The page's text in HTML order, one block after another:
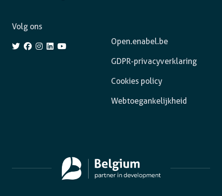
Open.enabel.be
GDPR-privacyverklaring
Cookies policy
Webtoegankelijkheid
Volg ons